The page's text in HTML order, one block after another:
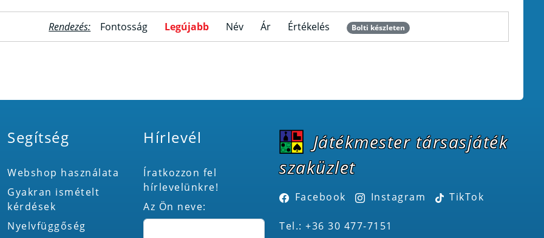
Rendezés: Fontosság Legújabb Név Ár Értékelés Bolti készleten
Segítség
Webshop használata
Gyakran ismételt
kérdések
Nyelvfüggőség
Hírlevél
Íratkozzon fel
hírlevelünkre!
Az Ön neve:
Játékmester társasjáték
szaküzlet
Facebook Instagram TikTok
Tel.: +36 30 477-7151